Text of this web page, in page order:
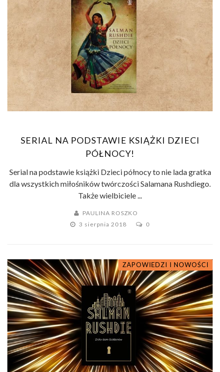
SERIAL NA PODSTAWIE KSIĄŻKI DZIECI
PÓŁNOCY!
Serial na podstawie książki Dzieci północy to nie lada gratka
dla wszystkich miłośników twórczości Salamana Rushdiego.
Także wielbiciele ...
PAULINA ROSZKO
3 sierpnia 2018
0
ZAPOWIEDZI I NOWOŚCI